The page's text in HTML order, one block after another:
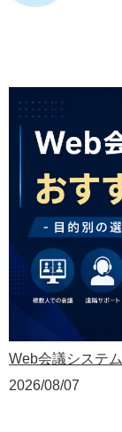
Web会議システ
2026/08/07